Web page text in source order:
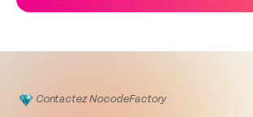
Contactez NocodeFactory